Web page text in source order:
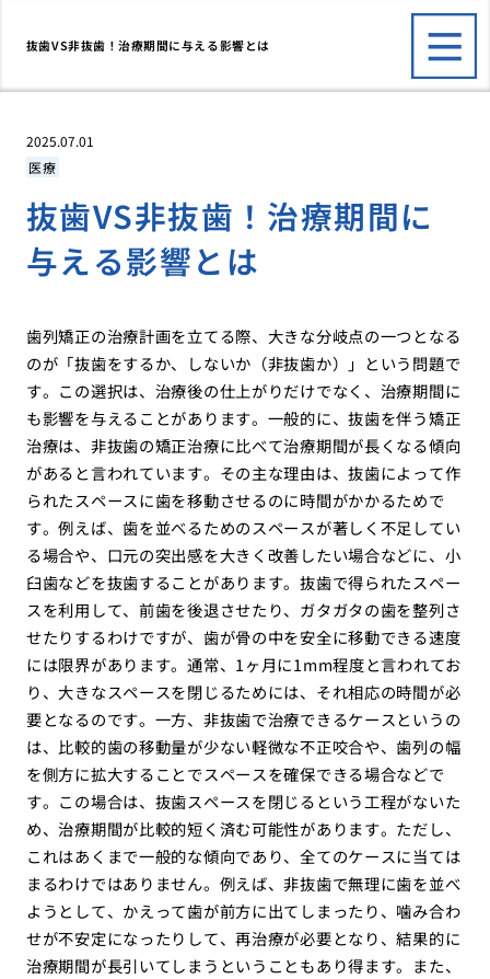
抜歯VS非抜歯！治療期間に与える影響とは
2025.07.01
医療
抜歯VS非抜歯！治療期間に
与える影響とは
歯列矯正の治療計画を立てる際、大きな分岐点の一つとなる
のが「抜歯をするか、しないか（非抜歯か）」という問題で
す。この選択は、治療後の仕上がりだけでなく、治療期間に
も影響を与えることがあります。一般的に、抜歯を伴う矯正
治療は、非抜歯の矯正治療に比べて治療期間が長くなる傾向
があると言われています。その主な理由は、抜歯によって作
られたスペースに歯を移動させるのに時間がかかるためで
す。例えば、歯を並べるためのスペースが著しく不足してい
る場合や、口元の突出感を大きく改善したい場合などに、小
臼歯などを抜歯することがあります。抜歯で得られたスペー
スを利用して、前歯を後退させたり、ガタガタの歯を整列さ
せたりするわけですが、歯が骨の中を安全に移動できる速度
には限界があります。通常、1ヶ月に1mm程度と言われてお
り、大きなスペースを閉じるためには、それ相応の時間が必
要となるのです。一方、非抜歯で治療できるケースというの
は、比較的歯の移動量が少ない軽微な不正咬合や、歯列の幅
を側方に拡大することでスペースを確保できる場合などで
す。この場合は、抜歯スペースを閉じるという工程がないた
め、治療期間が比較的短く済む可能性があります。ただし、
これはあくまで一般的な傾向であり、全てのケースに当ては
まるわけではありません。例えば、非抜歯で無理に歯を並べ
ようとして、かえって歯が前方に出てしまったり、噛み合わ
せが不安定になったりして、再治療が必要となり、結果的に
治療期間が長引いてしまうということもあり得ます。また、